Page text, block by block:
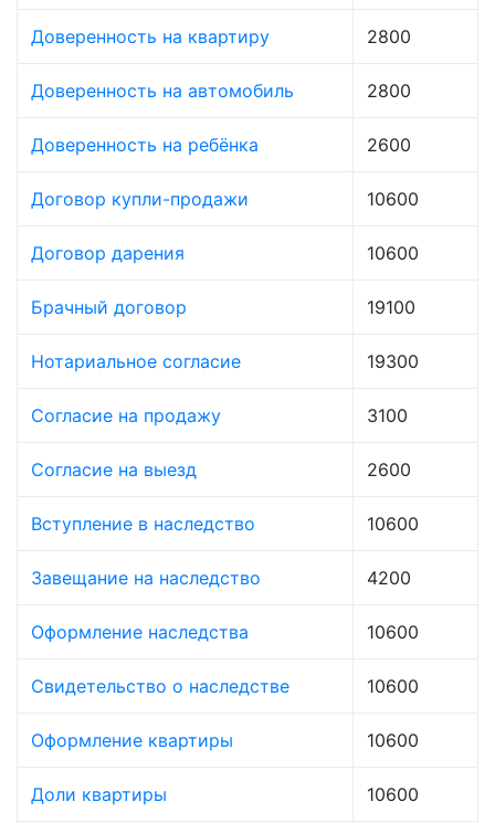
Доверенность на квартиру 2800
Доверенность на автомобиль 2800
Доверенность на ребёнка 2600
Договор купли-продажи 10600
Договор дарения 10600
Брачный договор 19100
Нотариальное согласие 19300
Согласие на продажу 3100
Согласие на выезд 2600
Вступление в наследство 10600
Завещание на наследство 4200
Оформление наследства 10600
Свидетельство о наследстве 10600
Оформление квартиры 10600
Доли квартиры 10600